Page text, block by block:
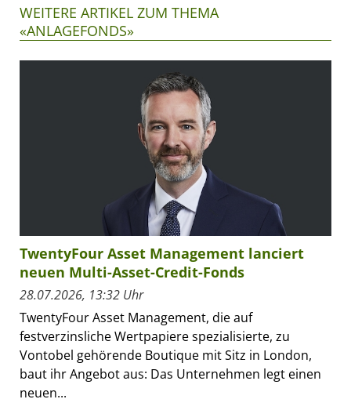
WEITERE ARTIKEL ZUM THEMA
«ANLAGEFONDS»
TwentyFour Asset Management lanciert
neuen Multi-Asset-Credit-Fonds
28.07.2026, 13:32 Uhr
TwentyFour Asset Management, die auf
festverzinsliche Wertpapiere spezialisierte, zu
Vontobel gehörende Boutique mit Sitz in London,
baut ihr Angebot aus: Das Unternehmen legt einen
neuen...